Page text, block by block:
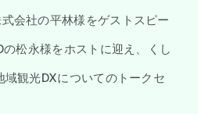
会社の平林様をゲストスピー
松永様をホストに迎え、くし
観光DXについてのトークセ